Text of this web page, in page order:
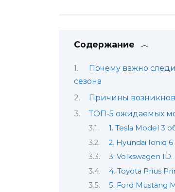
Содержание
Почему важно
сезона
Причины
ТОП-5 ожидаемых
1. Tesla Model 3
2. Hyundai Ioniq 6
3. Volkswagen ID.
4. Toyota Prius
5. Ford Mustang